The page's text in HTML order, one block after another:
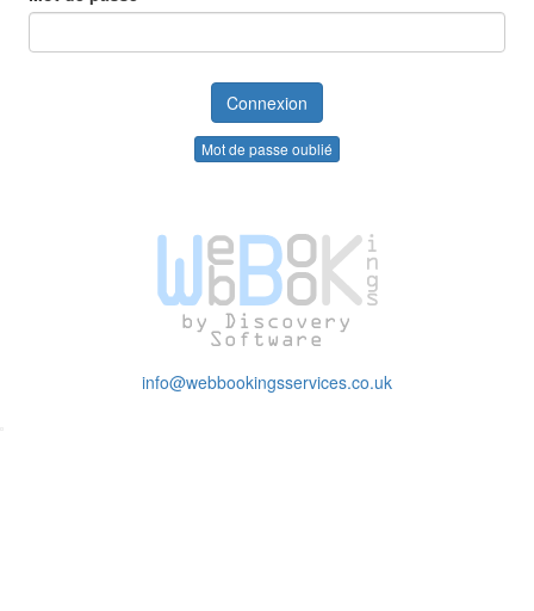
Mot de passe oublié
info@webbookingsservices.co.uk